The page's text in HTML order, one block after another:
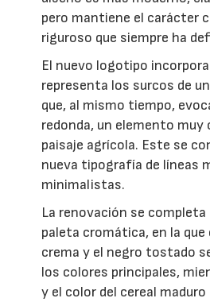
pero mantiene el carácter
riguroso que siempre ha
El nuevo logotipo
representa los surcos de
que, al mismo tiempo,
redonda, un elemento
paisaje agrícola. Este se
nueva tipografía de líneas
minimalistas.
La renovación se completa
paleta cromática, en la que
crema y el negro tostado
los colores principales,
y el color del cereal